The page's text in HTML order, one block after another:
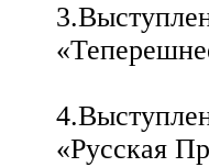
«Русская